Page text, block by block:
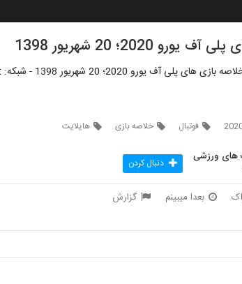
2020؛ 20 شهریور 1398
فوتبال خلاصه بازی هایلایت
های ورزشی دنبال کردن
بعدا میبینم گزارش